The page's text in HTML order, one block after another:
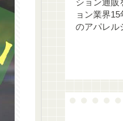
ション通販
ョン業界
のアパレル